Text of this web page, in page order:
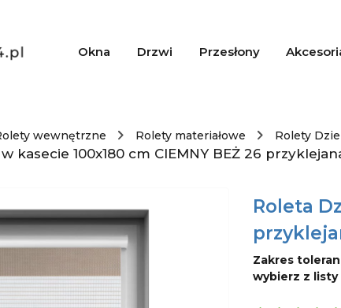
Okna Drzwi Przesłony
wewnętrzne Rolety materiałowe Rolety
kasecie 100x180 cm CIEMNY BEŻ 26
Roleta
Zakres
wybierz z listy